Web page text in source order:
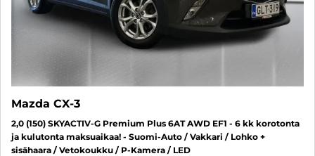
Mazda CX-3
2,0 (150) SKYACTIV-G Premium Plus 6AT AWD EF1 - 6 kk korotonta
ja kulutonta maksuaikaa! - Suomi-Auto / Vakkari / Lohko +
sisähaara / Vetokoukku / P-Kamera / LED